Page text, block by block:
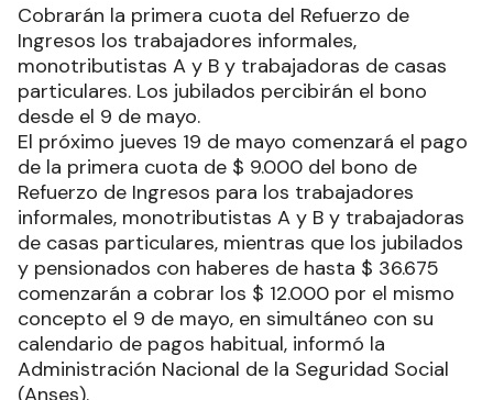
Cobrarán la primera cuota del Refuerzo de
Ingresos los trabajadores informales,
monotributistas A y B y trabajadoras de casas
particulares. Los jubilados percibirán el bono
desde el 9 de mayo.
El próximo jueves 19 de mayo comenzará el pago
de la primera cuota de $ 9.000 del bono de
Refuerzo de Ingresos para los trabajadores
informales, monotributistas A y B y trabajadoras
de casas particulares, mientras que los jubilados
y pensionados con haberes de hasta $ 36.675
comenzarán a cobrar los $ 12.000 por el mismo
concepto el 9 de mayo, en simultáneo con su
calendario de pagos habitual, informó la
Administración Nacional de la Seguridad Social
(Anses).